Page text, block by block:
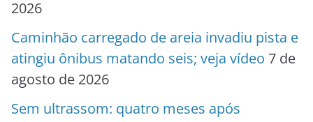
2026
Caminhão carregado de areia invadiu pista e
atingiu ônibus matando seis; veja vídeo 7 de
agosto de 2026
Sem ultrassom: quatro meses após